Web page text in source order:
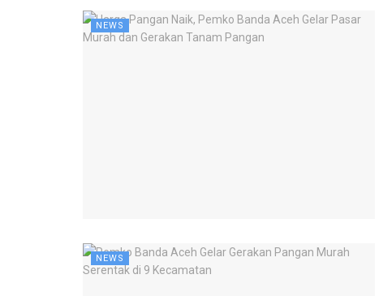
NEWS
NEWS